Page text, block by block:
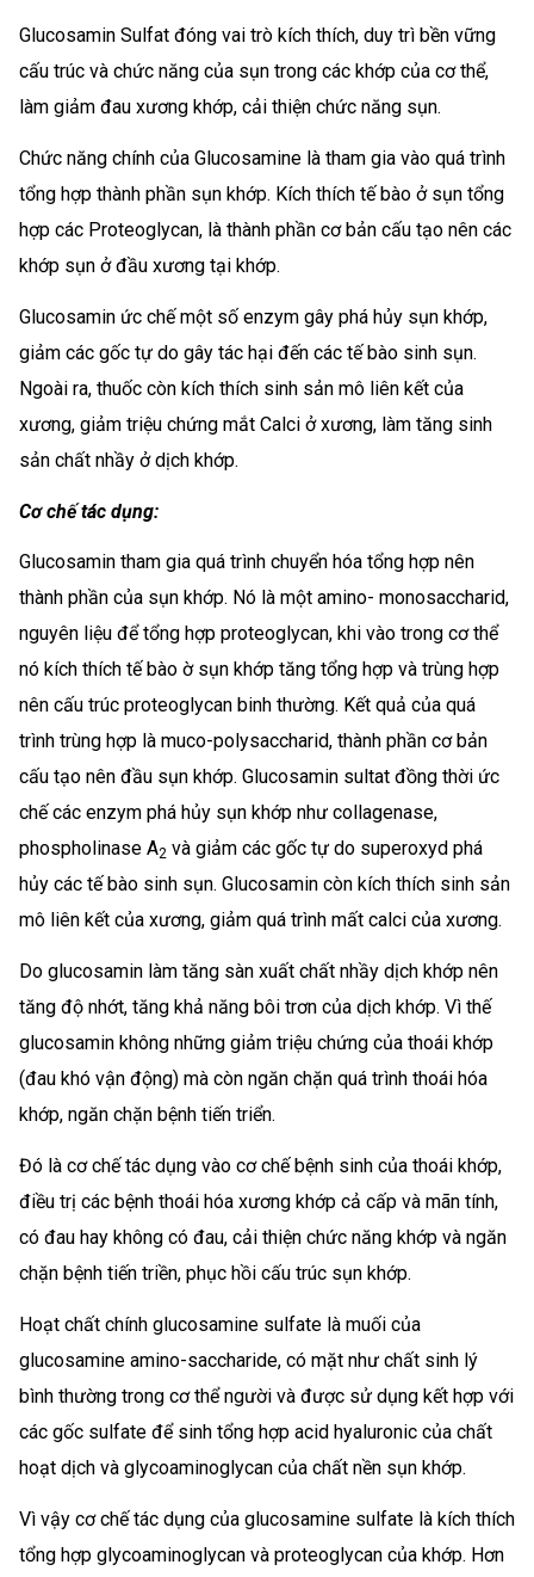
Glucosamin Sulfat đóng vai trò kích thích, duy trì bền vững
cấu trúc và chức năng của sụn trong các khớp của cơ thể,
làm giảm đau xương khớp, cải thiện chức năng sụn.
Chức năng chính của Glucosamine là tham gia vào quá trình
tổng hợp thành phần sụn khớp. Kích thích tế bào ở sụn tổng
hợp các Proteoglycan, là thành phần cơ bản cấu tạo nên các
khớp sụn ở đầu xương tại khớp.
Glucosamin ức chế một số enzym gây phá hủy sụn khớp,
giảm các gốc tự do gây tác hại đến các tế bào sinh sụn.
Ngoài ra, thuốc còn kích thích sinh sản mô liên kết của
xương, giảm triệu chứng mắt Calci ở xương, làm tăng sinh
sản chất nhầy ở dịch khớp.
Cơ chế tác dụng:
Glucosamin tham gia quá trình chuyển hóa tổng hợp nên
thành phần của sụn khớp. Nó là một amino- monosaccharid,
nguyên liệu để tổng hợp proteoglycan, khi vào trong cơ thể
nó kích thích tế bào ờ sụn khớp tăng tổng hợp và trùng hợp
nên cấu trúc proteoglycan binh thường. Kết quả của quá
trình trùng hợp là muco-polysaccharid, thành phần cơ bản
cấu tạo nên đầu sụn khớp. Glucosamin sultat đồng thời ức
chế các enzym phá hủy sụn khớp như collagenase,
phospholinase A2 và giảm các gốc tự do superoxyd phá
hủy các tế bào sinh sụn. Glucosamin còn kích thích sinh sản
mô liên kết của xương, giảm quá trình mất calci của xương.
Do glucosamin làm tăng sàn xuất chất nhầy dịch khớp nên
tăng độ nhớt, tăng khả năng bôi trơn của dịch khớp. Vì thế
glucosamin không những giảm triệu chứng của thoái khớp
(đau khó vận động) mà còn ngăn chặn quá trình thoái hóa
khớp, ngăn chặn bệnh tiến triển.
Đó là cơ chế tác dụng vào cơ chế bệnh sinh của thoái khớp,
điều trị các bệnh thoái hóa xương khớp cả cấp và mãn tính,
có đau hay không có đau, cải thiện chức năng khớp và ngăn
chặn bệnh tiến triền, phục hồi cấu trúc sụn khớp.
Hoạt chất chính glucosamine sulfate là muối của
glucosamine amino-saccharide, có mặt như chất sinh lý
bình thường trong cơ thể người và được sử dụng kết hợp với
các gốc sulfate để sinh tổng hợp acid hyaluronic của chất
hoạt dịch và glycoaminoglycan của chất nền sụn khớp.
Vì vậy cơ chế tác dụng của glucosamine sulfate là kích thích
tổng hợp glycoaminoglycan và proteoglycan của khớp. Hơn